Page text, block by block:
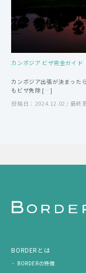
カンボジア ビザ完全ガイ
カンボジア出張が決まった
もビザ免除 […]
投稿日：2024.12.02 / 最終
BORDERとは
BORDERの特徴